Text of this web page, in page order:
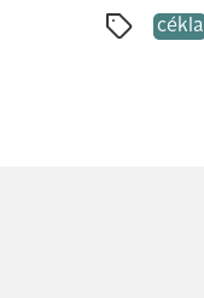
cékla